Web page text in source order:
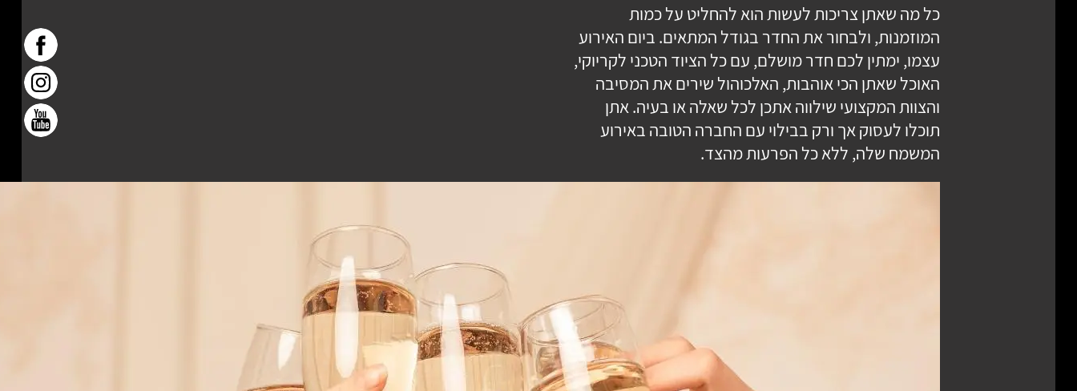
כל מה שאתן צריכות לעשות הוא להחליט על כמות
המוזמנות, ולבחור את החדר בגודל המתאים. ביום האירוע
עצמו, ימתין לכם חדר מושלם, עם כל הציוד הטכני לקריוקי,
האוכל שאתן הכי אוהבות, האלכוהול שירים את המסיבה
והצוות המקצועי שילווה אתכן לכל שאלה או בעיה. אתן
תוכלו לעסוק אך ורק בבילוי עם החברה הטובה באירוע
המשמח שלה, ללא כל הפרעות מהצד.